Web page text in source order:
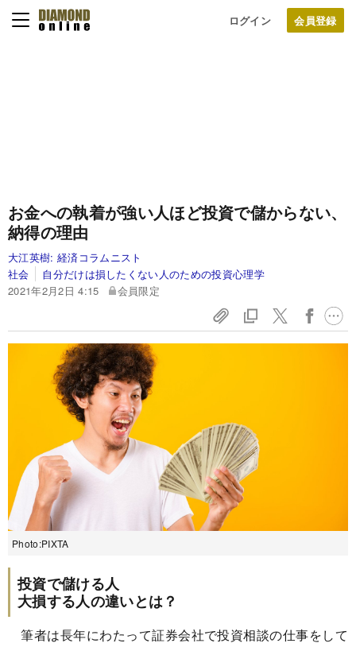
ログイン
お金への執着が強い人ほど投資で儲からない、
納得の理由
大江英樹: 経済コラムニスト
社会
自分だけは損したくない人のための投資心理学
2021年2月2日 4:15
会員限定
Photo:PIXTA
投資で儲ける人
大損する人の違いとは？
筆者は長年にわたって証券会社で投資相談の仕事をして